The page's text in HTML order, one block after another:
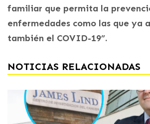
familiar que permita la
enfermedades como las que ya
también el COVID-19”.
NOTICIAS RELACIONADAS